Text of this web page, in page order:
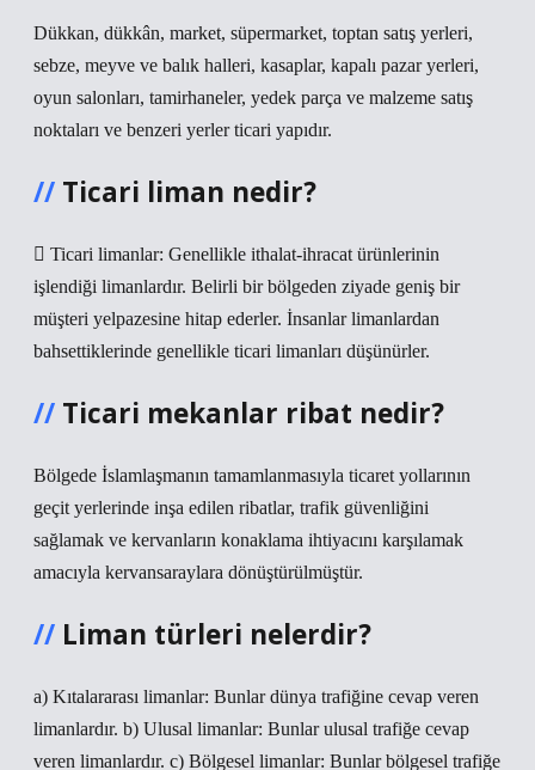
Dükkan, dükkân, market, süpermarket, toptan satış yerleri,
sebze, meyve ve balık halleri, kasaplar, kapalı pazar yerleri,
oyun salonları, tamirhaneler, yedek parça ve malzeme satış
noktaları ve benzeri yerler ticari yapıdır.
Ticari liman nedir?
 Ticari limanlar: Genellikle ithalat-ihracat ürünlerinin
işlendiği limanlardır. Belirli bir bölgeden ziyade geniş bir
müşteri yelpazesine hitap ederler. İnsanlar limanlardan
bahsettiklerinde genellikle ticari limanları düşünürler.
Ticari mekanlar ribat nedir?
Bölgede İslamlaşmanın tamamlanmasıyla ticaret yollarının
geçit yerlerinde inşa edilen ribatlar, trafik güvenliğini
sağlamak ve kervanların konaklama ihtiyacını karşılamak
amacıyla kervansaraylara dönüştürülmüştür.
Liman türleri nelerdir?
a) Kıtalararası limanlar: Bunlar dünya trafiğine cevap veren
limanlardır. b) Ulusal limanlar: Bunlar ulusal trafiğe cevap
veren limanlardır. c) Bölgesel limanlar: Bunlar bölgesel trafiğe